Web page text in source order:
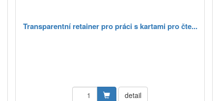
Transparentní retainer pro práci s kartami pro čte...
detail